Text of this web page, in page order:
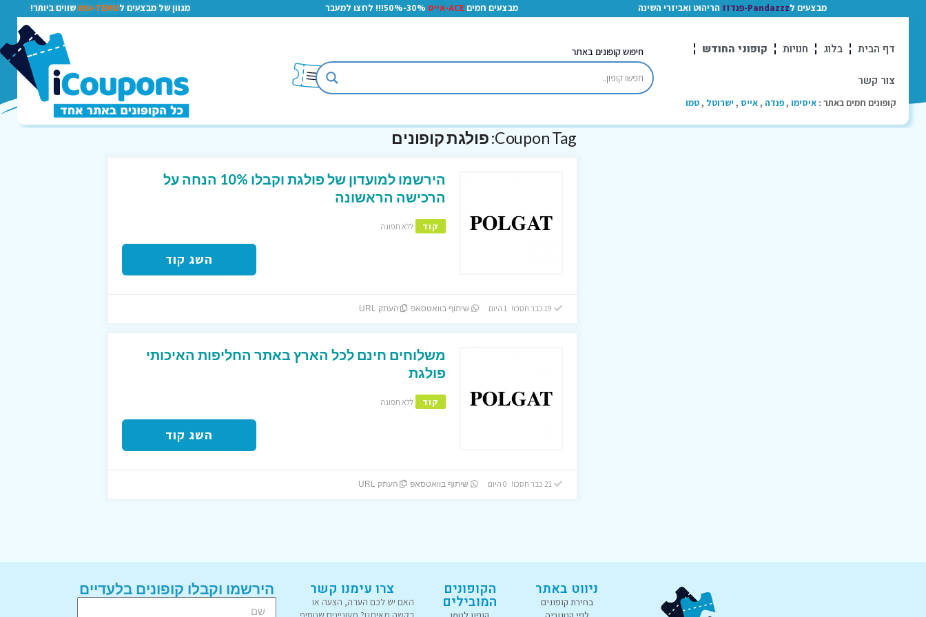
מבצעים לPandazzz-פנדזז הריהוט ואביזרי השינה מבצעים חמיםACE-אייס 30%-50%!!! לחצו למעבר מגוון של מבצעים לTEMU-טמו שווים ביותר!
דף הבית בלוג חנויות קופוני החודש
צור קשר
קופונים חמים באתר : איסימו ,פנדה ,אייס , ישרוטל ,טמו
חיפוש קופונים באתר
Coupon Tag: פולגת קופונים
הירשמו למועדון של פולגת וקבלו 10% הנחה על
הרכישה הראשונה
קוד ללא תפוגה
השג קוד
שיתוף בוואטסאפ העתק URL
משלוחים חינם לכל הארץ באתר החליפות האיכותי
פולגת
קוד ללא תפוגה
השג קוד
21 כבר חסכו! 0 היום שיתוף בוואטסאפ העתק URL
ניווט באתר
בחירת קופונים
הקופונים
המובילים
צרו עימנו קשר
האם יש לכם הערה, הצעה או
הירשמו וקבלו קופונים בלעדיים